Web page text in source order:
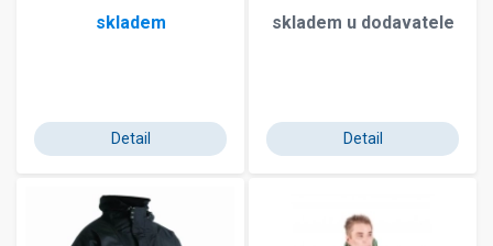
skladem
Detail
skladem u dodavatele
Detail